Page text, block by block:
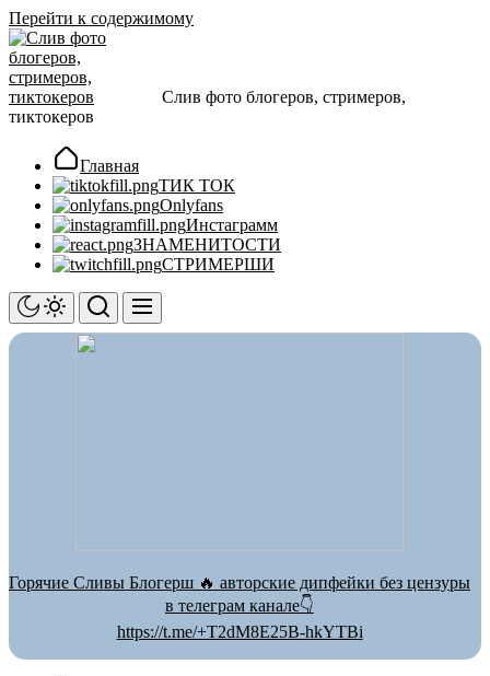
Перейти к содержимому
Слив фото блогеров, стримеров,
тиктокеров
Главная
ТИК ТОК
Onlyfans
Инстаграмм
ЗНАМЕНИТОСТИ
СТРИМЕРШИ
Горячие Сливы Блогерш 🔥 авторские дипфейки без цензуры
в телеграм канале👇
https://t.me/+T2dM8E25B-hkYTBi